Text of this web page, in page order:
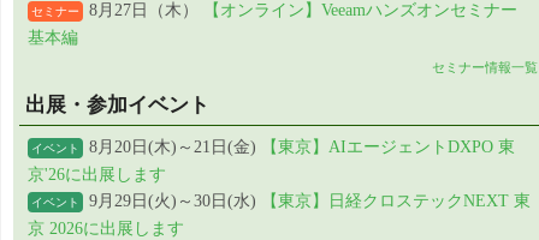
セミナー 8月27日（木）
【オンライン】Veeamハンズオンセミナー
基本編
セミナー情報一覧
出展・参加イベント
イベント 8月20日(木)～21日(金)
【東京】AIエージェントDXPO 東
京'26に出展します
イベント 9月29日(火)～30日(水)
【東京】日経クロステックNEXT 東
京 2026に出展します